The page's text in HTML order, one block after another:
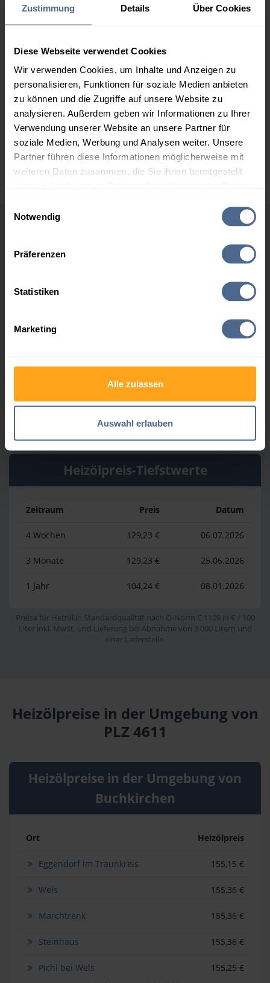
Zustimmung Details Über Cookies
Diese Webseite verwendet Cookies
Wir verwenden Cookies, um Inhalte und Anzeigen zu
personalisieren, Funktionen für soziale Medien anbieten
zu können und die Zugriffe auf unsere Website zu
analysieren. Außerdem geben wir Informationen zu Ihrer
Verwendung unserer Website an unsere Partner für
soziale Medien, Werbung und Analysen weiter. Unsere
Partner führen diese Informationen möglicherweise mit
weiteren Daten zusammen, die Sie ihnen bereitgestellt
Notwendig
Präferenzen
Statistiken
Marketing
Alle zulassen
Auswahl erlauben
1.000 Liter 0,00 €
157,05 €
3.000 Liter
155,25 €
0,00 €
5.000 Liter
153,81 €
153,81 €
0,00 €
Preise für Heizöl in Standardqualität nach Ö-Norm C 1109 in € / 100
Liter inkl. MwSt. und Lieferung bei einer Lieferstelle.
Heizölpreise in Buchkirchen
Datum
4 Wochen 161,23 € 30.07.2026
196,53 €
Heizölpreis-Tiefstwerte
Zeitraum Preis Datum
4 Wochen 129,23 € 06.07.2026
3 Monate 129,23 € 25.06.2026
1 Jahr 104,24 € 08.01.2026
Preise für Heizöl in Standardqualität nach Ö-Norm C 1109 in € / 100
Liter inkl. MwSt. und Lieferung bei Abnahme von 3.000 Litern und
einer Lieferstelle.
Heizölpreise in der Umgebung von
PLZ 4611
Heizölpreise in der Umgebung von
Buchkirchen
Ort Heizölpreis
Eggendorf im Traunkreis 155,15 €
Wels 155,36 €
Marchtrenk 155,36 €
Steinhaus 155,36 €
Pichl bei Wels 155,25 €